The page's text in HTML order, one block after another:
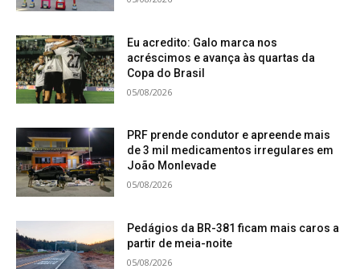
Eu acredito: Galo marca nos
acréscimos e avança às quartas da
Copa do Brasil
05/08/2026
PRF prende condutor e apreende mais
de 3 mil medicamentos irregulares em
João Monlevade
05/08/2026
Pedágios da BR-381 ficam mais caros a
partir de meia-noite
05/08/2026